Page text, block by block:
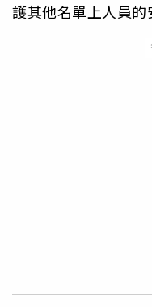
護其他名單上人員的